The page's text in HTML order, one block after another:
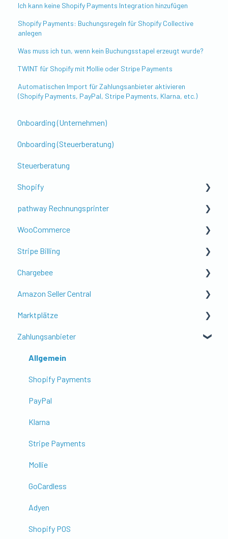
Ich kann keine Shopify Payments Integration hinzufügen
Shopify Payments: Buchungsregeln für Shopify Collective
anlegen
Was muss ich tun, wenn kein Buchungsstapel erzeugt wurde?
TWINT für Shopify mit Mollie oder Stripe Payments
Automatischen Import für Zahlungsanbieter aktivieren
(Shopify Payments, PayPal, Stripe Payments, Klarna, etc.)
Onboarding (Unternehmen)
Onboarding (Steuerberatung)
Steuerberatung
Shopify
Erste Schritte & Einrichtung
Kontierung & Buchungslogik
Shopify POS (Point of Sale)
Steuern, Währung & Ausland
Gutscheine, Rabatte & Zusatzfeatures
Buchungsstapel & Schnittstellen
Troubleshooting & Datenprüfung
Shopify Setup mit pathway
Anleitungen
pathway Rechnungsprinter
Get to know pathway Rechnungsprinter
Setup der Rechnung
Setup Rechnungsversand
Individualisierung
Rechnungen herunterladen
E-Rechnung
Support
WooCommerce
WooCommerce Setup mit pathway
Anleitungen
Stripe Billing
Anleitungen
Chargebee
Anleitungen
Amazon Seller Central
Amazon Shop / Order
Amazon Payout
Marktplätze
AboutYou
Ebay
Kaufland
Otto
TikTok Shop
Zahlungsanbieter
Allgemein
Shopify Payments
PayPal
Klarna
Stripe Payments
Mollie
GoCardless
Adyen
Shopify POS